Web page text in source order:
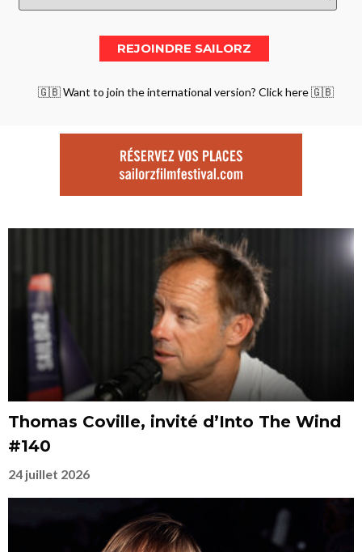
🇬🇧 Want to join the international version? Click here 🇬🇧
Thomas Coville, invité d’Into The Wind
#140
24 juillet 2026